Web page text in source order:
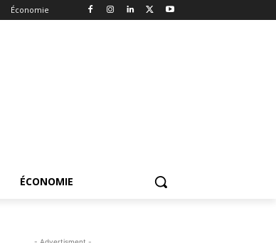
Économie
ÉCONOMIE